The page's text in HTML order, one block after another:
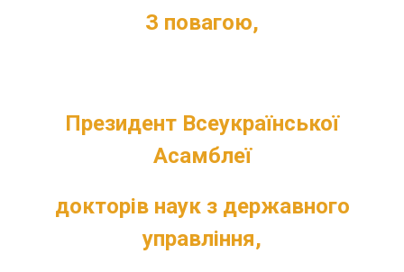
З повагою,
Президент Всеукраїнської
Асамблеї
докторів наук з державного
управління,